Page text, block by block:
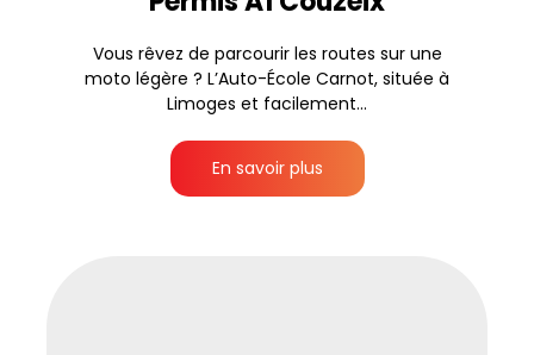
Vous rêvez de parcourir les routes sur une
moto légère ? L’Auto-École Carnot, située à
Limoges et facilement...
En savoir plus